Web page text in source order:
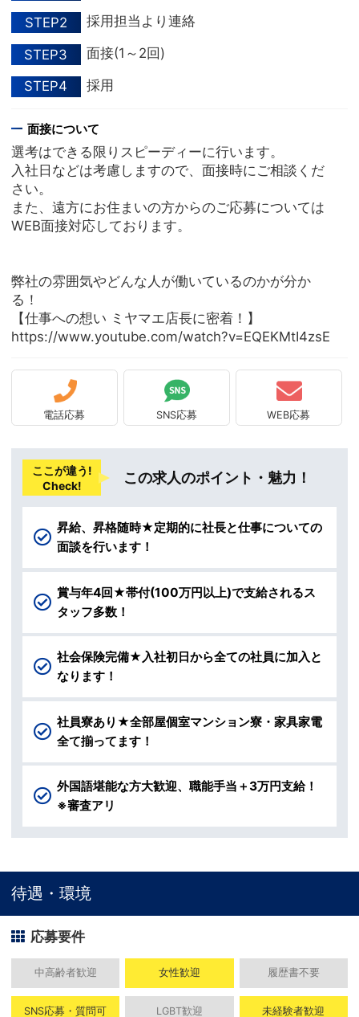
STEP2 採用担当より連絡
STEP3 面接(1～2回)
STEP4 採用
面接について
選考はできる限りスピーディーに行います。
入社日などは考慮しますので、面接時にご相談くだ
さい。
また、遠方にお住まいの方からのご応募については
WEB面接対応しております。
弊社の雰囲気やどんな人が働いているのかが分か
る！
【仕事への想い ミヤマエ店長に密着！】
https://www.youtube.com/watch?v=EQEKMtI4zsE
電話応募 SNS応募 WEB応募
ここが違う!
Check!
この求人のポイント・魅力！
昇給、昇格随時★定期的に社長と仕事についての
面談を行います！
賞与年4回★帯付(100万円以上)で支給されるス
タッフ多数！
社会保険完備★入社初日から全ての社員に加入と
なります！
社員寮あり★全部屋個室マンション寮・家具家電
全て揃ってます！
外国語堪能な方大歓迎、職能手当＋3万円支給！
※審査アリ
待遇・環境
応募要件
中高齢者歓迎 女性歓迎 履歴書不要
SNS応募・質問可 LGBT歓迎 未経験者歓迎